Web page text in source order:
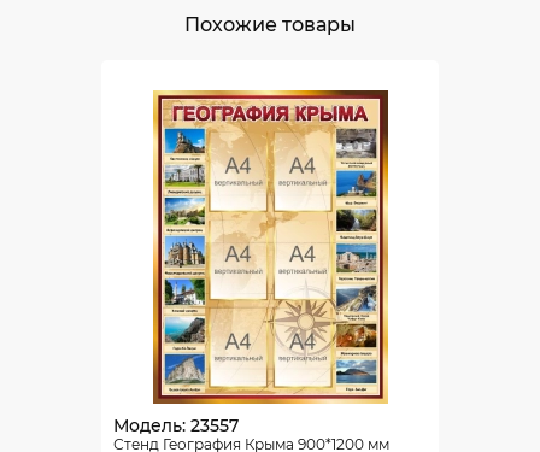
Похожие товары
Модель: 23557
Стенд География Крыма 900*1200 мм